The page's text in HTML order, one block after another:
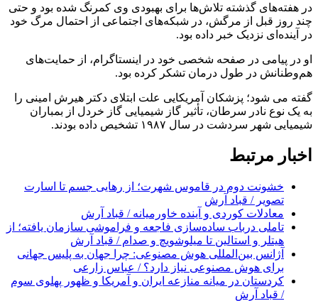
در هفته‌های گذشته تلاش‌ها برای بهبودی وی کمرنگ شده بود و حتی
چند روز قبل از مرگش، در شبکه‌های اجتماعی از احتمال مرگ خود
در آینده‌ای نزدیک خبر داده بود.
او در پیامی در صفحه شخصی خود در اینستاگرام، از حمایت‌های
هم‌وطنانش در طول درمان تشکر کرده بود.
گفته می شود؛ پزشکان آمریکایی علت ابتلای دکتر هیرش امینی را
به یک نوع نادر سرطان، تأثیر گاز شیمیایی گاز خردل از بمباران
شیمیایی شهر سردشت در سال ۱۹۸۷ تشخیص داده بودند.
اخبار مرتبط
خشونت دوم در قاموس شهرت؛ از رهایی جسم تا اسارت
تصویر / قباد آرش
معادلات کوردی و آینده خاورمیانه / قباد آرش
تاملی درباب سادەسازی فاجعە و فراموشی سازمان یافتە؛ از
هیتلر و استالین تا میلوشویچ و صدام / قباد آرش
آژانس بین‌المللی هوش مصنوعی: چرا جهان به پلیس جهانی
برای هوش مصنوعی نیاز دارد؟ / عباس زارعی
کردستان در میانه منازعە ایران و آمریکا و ظهور پهلوی سوم
/ قباد آرش